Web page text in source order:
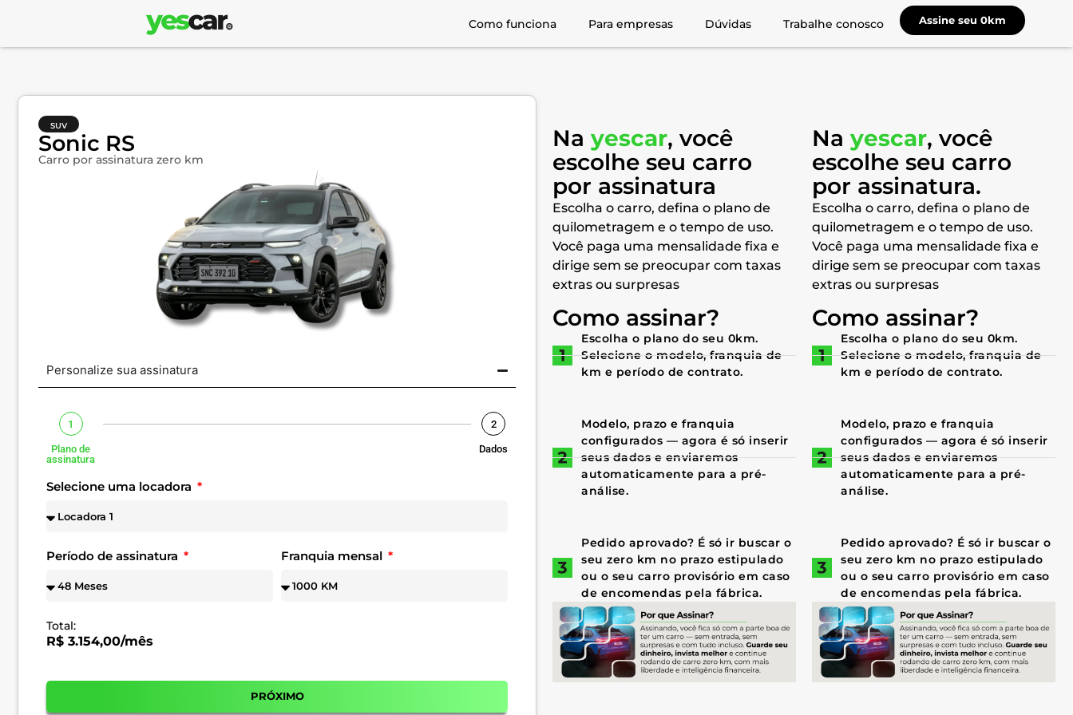
Como funciona Para empresas Dúvidas Trabalhe conosco Assine seu 0km
SUV
Sonic RS
Carro por assinatura zero km
Personalize sua assinatura
1
Plano de
assinatura
2
Dados
Selecione uma locadora
Período de assinatura Franquia mensal
Total:
R$ 3.154,00/mês
PRÓXIMO
Na yescar, você
escolhe seu carro
por assinatura
Escolha o carro, defina o plano de
quilometragem e o tempo de uso.
Você paga uma mensalidade fixa e
dirige sem se preocupar com taxas
extras ou surpresas
Como assinar?
Escolha o plano do seu 0km.
Selecione o modelo, franquia de
km e período de contrato.
Modelo, prazo e franquia
configurados — agora é só inserir
seus dados e enviaremos
automaticamente para a pré-
análise.
Pedido aprovado? É só ir buscar o
seu zero km no prazo estipulado
ou o seu carro provisório em caso
de encomendas pela fábrica.
Na yescar, você
escolhe seu carro
por assinatura.
Escolha o carro, defina o plano de
quilometragem e o tempo de uso.
Você paga uma mensalidade fixa e
dirige sem se preocupar com taxas
extras ou surpresas
Como assinar?
Escolha o plano do seu 0km.
Selecione o modelo, franquia de
km e período de contrato.
Modelo, prazo e franquia
configurados — agora é só inserir
seus dados e enviaremos
automaticamente para a pré-
análise.
Pedido aprovado? É só ir buscar o
seu zero km no prazo estipulado
ou o seu carro provisório em caso
de encomendas pela fábrica.